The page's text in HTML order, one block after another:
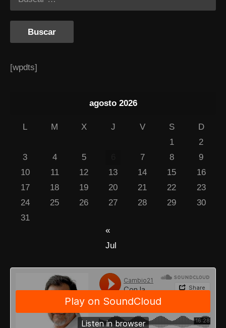
[wpdts]
agosto 2026
L M X J V S
D
1
2
3
4 5 7 8
9
10
11 12 13 14 15
16
17
18 19 20 21 22
23
24
25 26 27 28 29
30
31
«
Jul